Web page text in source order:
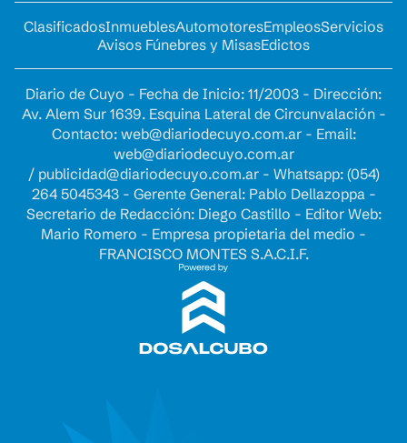
ClasificadosInmueblesAutomotoresEmpleosServicios
Avisos Fúnebres y MisasEdictos
Diario de Cuyo - Fecha de Inicio: 11/2003 - Dirección:
Av. Alem Sur 1639. Esquina Lateral de Circunvalación -
Contacto: web@diariodecuyo.com.ar- Email:
web@diariodecuyo.com.ar
/ publicidad@diariodecuyo.com.ar- Whatsapp: (054)
264 5045343 - Gerente General: Pablo Dellazoppa -
Secretario de Redacción: Diego Castillo - Editor Web:
Mario Romero - Empresa propietaria del medio -
FRANCISCO MONTES S.A.C.I.F.